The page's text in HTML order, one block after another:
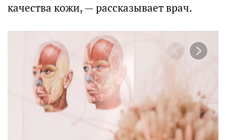
качества кожи, — рассказывает врач.